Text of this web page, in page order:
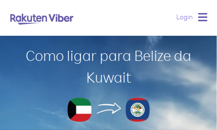
Login
Como ligar para Belize da
Kuwait